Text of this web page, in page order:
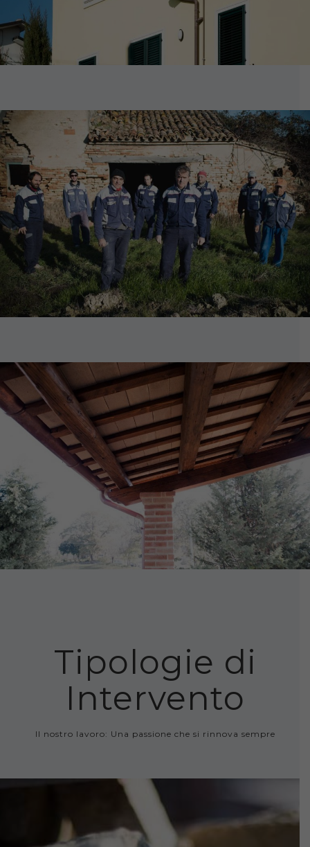
Tipologie di
Intervento
Il nostro lavoro: Una passione che si rinnova sempre